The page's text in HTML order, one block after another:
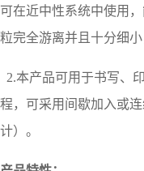
可在近中性系统中使用
粒完全游离并且十分细
2.本产品可用于书写、
程，可采用间歇加入或
计）。